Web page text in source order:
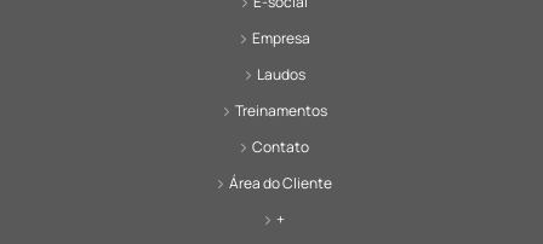
Empresa
Laudos
Treinamentos
Contato
Área do Cliente
+